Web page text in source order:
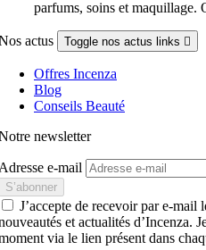
parfums, soins et maquillage.
actus Toggle nos actus links 
Offres Incenza
Blog
Conseils Beauté
newsletter
e-mail
J’accepte de recevoir par e-mail
et actualités d’Incenza.
via le lien présent dans